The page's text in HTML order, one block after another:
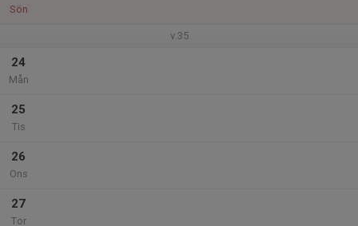
Sön
v.35
24
Mån
25
Tis
26
Ons
27
Tor